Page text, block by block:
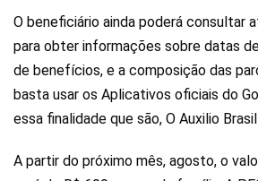
O beneficiário ainda poderá consultar
para obter informações sobre datas
de benefícios, e a composição das
basta usar os Aplicativos oficiais do
essa finalidade que são, O Auxilio
A partir do próximo mês, agosto, o